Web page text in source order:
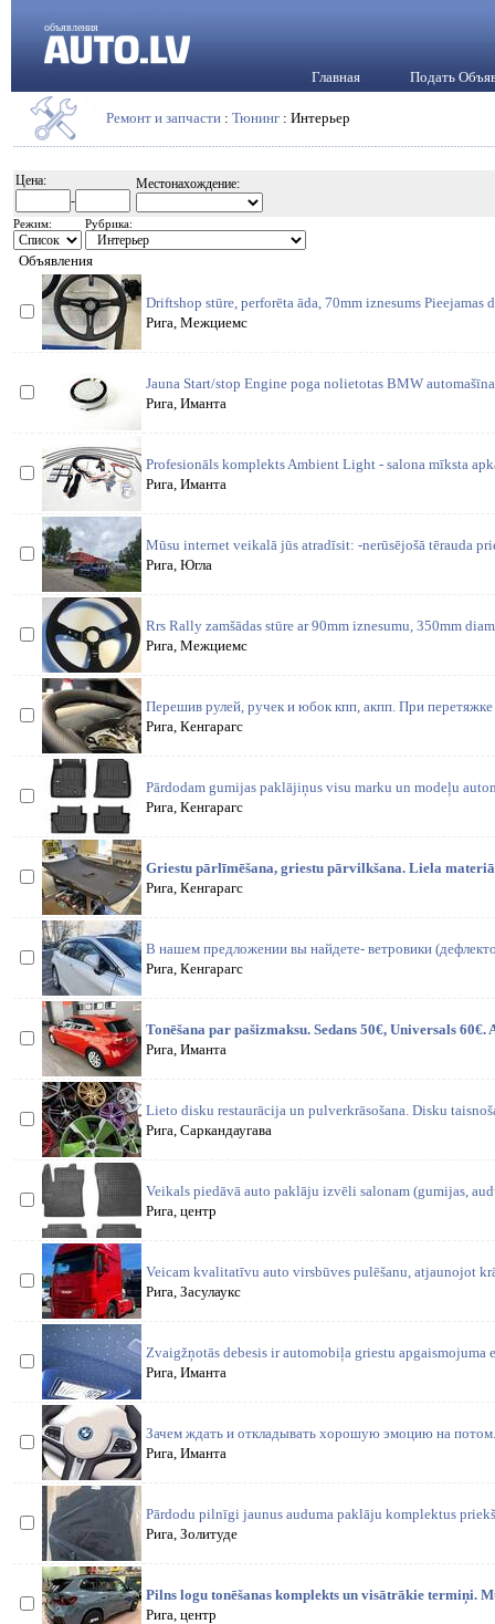
объявления
Главная Подать
Ремонт и запчасти : Тюнинг : Интерьер
Цена:
-
Местонахождение:
Режим: Рубрика:
Объявления
Driftshop stūre, perforēta āda, 70mm iznesums Pieejamas
Рига, Межциемс
Jauna Start/stop Engine poga nolietotas BMW
Рига, Иманта
Profesionāls komplekts Ambient Light - salona mīksta
Рига, Иманта
Mūsu internet veikalā jūs atradīsit: -nerūsējošā tērauda
Рига, Югла
Rrs Rally zamšādas stūre ar 90mm iznesumu, 350mm
Рига, Межциемс
Перешив рулей, ручек и юбок кпп, акпп. При
Рига, Кенгарагс
Pārdodam gumijas paklājiņus visu marku un modeļu
Рига, Кенгарагс
Griestu pārlīmēšana, griestu pārvilkšana. Liela
Рига, Кенгарагс
B нашем предложении вы найдете- ветровики
Рига, Кенгарагс
Tonēšana par pašizmaksu. Sedans 50€, Universals
Рига, Иманта
Lieto disku restaurācija un pulverkrāsošana. Disku
Рига, Саркандаугава
Veikals piedāvā auto paklāju izvēli salonam (gumijas,
Рига, центр
Veicam kvalitatīvu auto virsbūves pulēšanu, atjaunojot
Рига, Засулаукс
Zvaigžņotās debesis ir automobiļa griestu apgaismojuma
Рига, Иманта
Зачем ждать и откладывать хорошую эмоцию на
Рига, Иманта
Pārdodu pilnīgi jaunus auduma paklāju komplektus
Рига, Золитуде
Pilns logu tonēšanas komplekts un visātrākie termiņi.
Рига, центр